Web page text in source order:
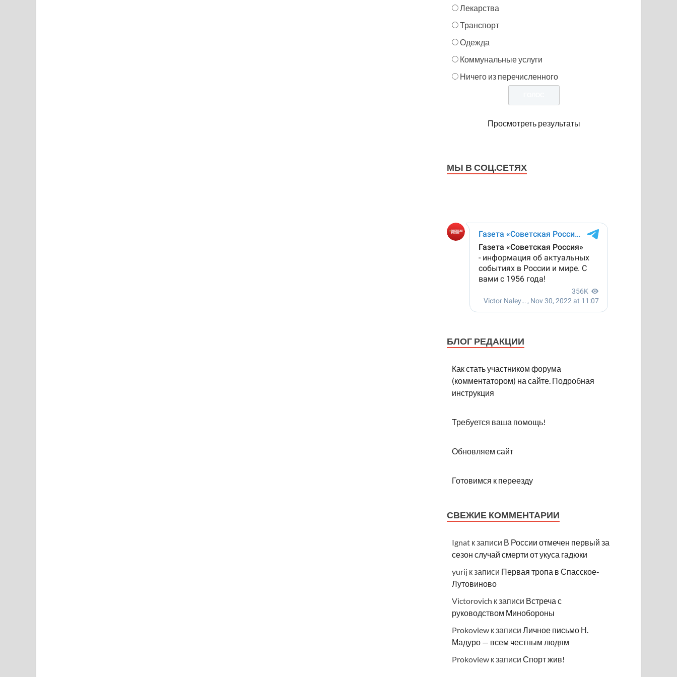
Лекарства
Транспорт
Одежда
Коммунальные услуги
Ничего из перечисленного
Просмотреть результаты
МЫ В СОЦ.СЕТЯХ
БЛОГ РЕДАКЦИИ
Как стать участником форума
(комментатором) на сайте. Подробная
инструкция
Требуется ваша помощь!
Обновляем сайт
Готовимся к переезду
СВЕЖИЕ КОММЕНТАРИИ
Ignat к записи В России отмечен первый за
сезон случай смерти от укуса гадюки
yurij к записи Первая тропа в Спасское-
Лутовиново
Victorovich к записи Встреча с
руководством Минобороны
Prokoview к записи Личное письмо Н.
Мадуро — всем честным людям
Prokoview к записиСпорт жив!